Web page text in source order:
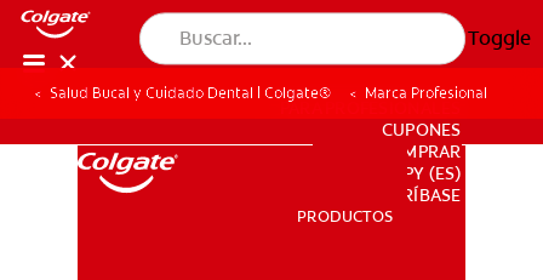
Toggle
PRODUCTOS
PARA PROFESIONALES
CUPONES
DONDE COMPRAR
PY (ES)
SUSCRÍBASE
PRODUCTOS
Salud Bucal y Cuidado Dental | Colgate® Marca Profesional